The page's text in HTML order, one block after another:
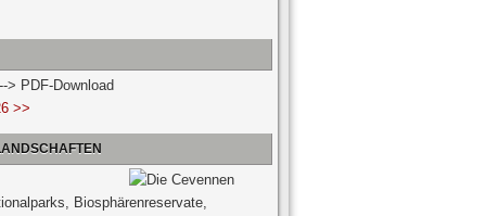
> PDF-Download
>>
Biosphärenreservate,